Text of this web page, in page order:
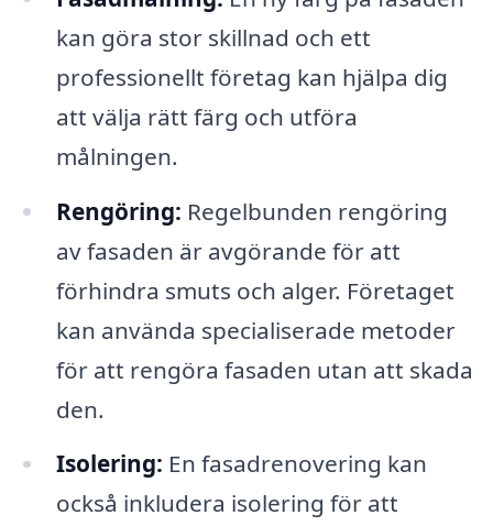
kan göra stor skillnad och ett
professionellt företag kan hjälpa dig
att välja rätt färg och utföra
målningen.
Rengöring: Regelbunden rengöring
av fasaden är avgörande för att
förhindra smuts och alger. Företaget
kan använda specialiserade metoder
för att rengöra fasaden utan att skada
den.
Isolering: En fasadrenovering kan
också inkludera isolering för att